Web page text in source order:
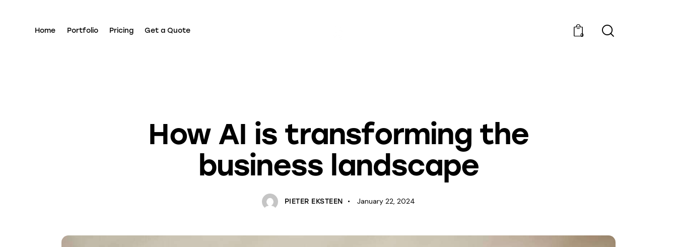
Home Portfolio Pricing Get a Quote
0
How AI is transforming the
business landscape
PIETER EKSTEEN January 22, 2024